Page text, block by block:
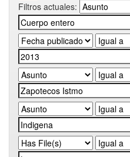
Filtros actuales: